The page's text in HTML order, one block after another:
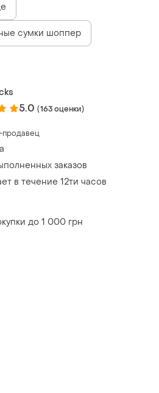
сумки шоппер
5.0 (163 оценки)
заказов
в течение 12ти часов
до 1 000 грн